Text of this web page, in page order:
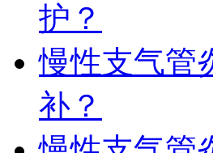
护？
慢性支气管
补？